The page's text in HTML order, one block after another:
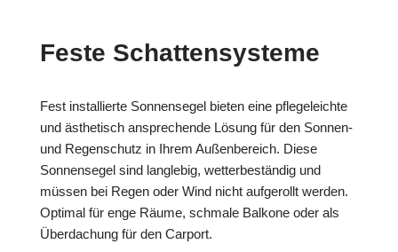
Feste Schattensysteme
Fest installierte Sonnensegel bieten eine pflegeleichte
und ästhetisch ansprechende Lösung für den Sonnen-
und Regenschutz in Ihrem Außenbereich. Diese
Sonnensegel sind langlebig, wetterbeständig und
müssen bei Regen oder Wind nicht aufgerollt werden.
Optimal für enge Räume, schmale Balkone oder als
Überdachung für den Carport.